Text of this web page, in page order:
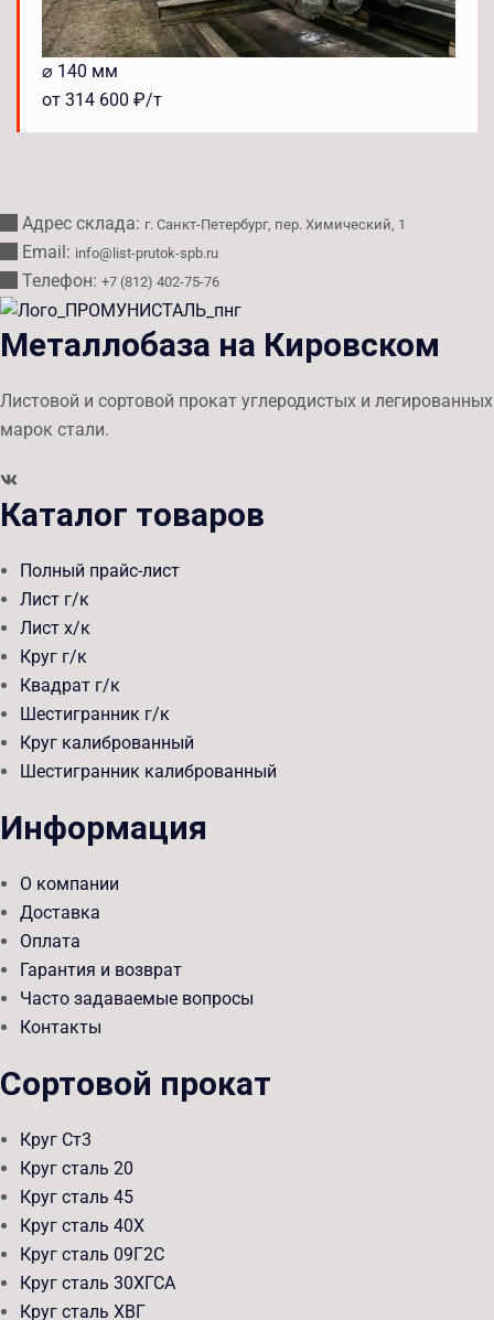
⌀ 140 мм
от 314 600 ₽/т
Адрес склада: г. Санкт-Петербург, пер. Химический, 1
Email: info@list-prutok-spb.ru
Телефон: +7 (812) 402-75-76
Металлобаза на Кировском
Листовой и сортовой прокат углеродистых и легированных
марок стали.
Каталог товаров
Полный прайс-лист
Лист г/к
Лист х/к
Круг г/к
Квадрат г/к
Шестигранник г/к
Круг калиброванный
Шестигранник калиброванный
Информация
О компании
Доставка
Оплата
Гарантия и возврат
Часто задаваемые вопросы
Контакты
Сортовой прокат
Круг Ст3
Круг сталь 20
Круг сталь 45
Круг сталь 40Х
Круг сталь 09Г2С
Круг сталь 30ХГСА
Круг сталь ХВГ